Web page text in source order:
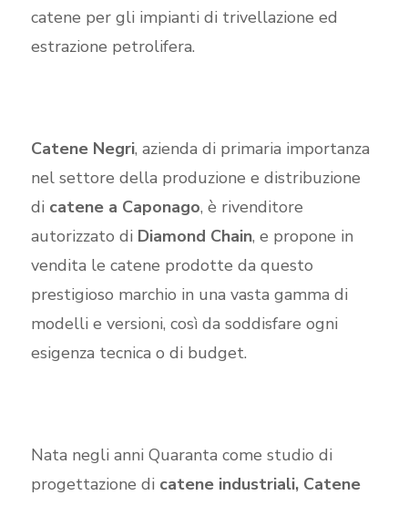
catene per gli impianti di trivellazione ed
estrazione petrolifera.
Catene Negri, azienda di primaria importanza
nel settore della produzione e distribuzione
di catene a Caponago, è rivenditore
autorizzato di Diamond Chain, e propone in
vendita le catene prodotte da questo
prestigioso marchio in una vasta gamma di
modelli e versioni, così da soddisfare ogni
esigenza tecnica o di budget.
Nata negli anni Quaranta come studio di
progettazione di catene industriali, Catene